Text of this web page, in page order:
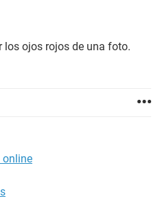
ojos rojos de una foto.
online